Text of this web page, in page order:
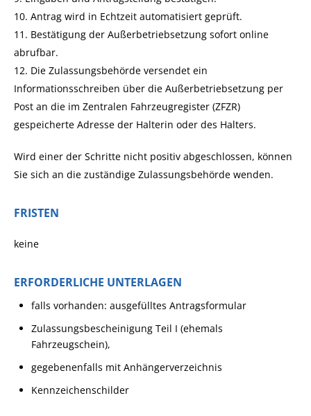
10. Antrag wird in Echtzeit automatisiert geprüft.
11. Bestätigung der Außerbetriebsetzung sofort online
abrufbar.
12. Die Zulassungsbehörde versendet ein
Informationsschreiben über die Außerbetriebsetzung per
Post an die im Zentralen Fahrzeugregister (ZFZR)
gespeicherte Adresse der Halterin oder des Halters.
Wird einer der Schritte nicht positiv abgeschlossen, können
Sie sich an die zuständige Zulassungsbehörde wenden.
FRISTEN
keine
ERFORDERLICHE UNTERLAGEN
falls vorhanden: ausgefülltes Antragsformular
Zulassungsbescheinigung Teil I (ehemals
Fahrzeugschein),
gegebenenfalls mit Anhängerverzeichnis
Kennzeichenschilder